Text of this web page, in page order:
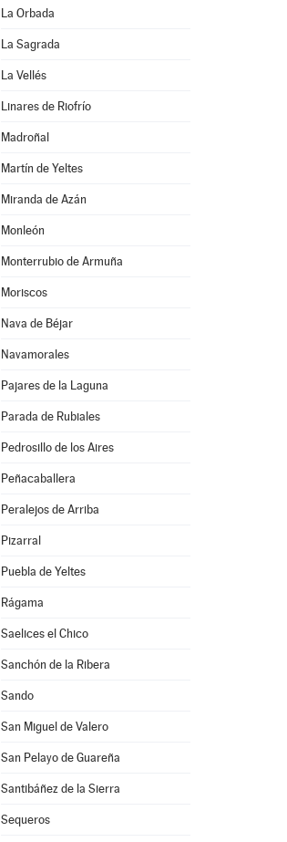
La Orbada
La Sagrada
La Vellés
Linares de Riofrío
Madroñal
Martín de Yeltes
Miranda de Azán
Monleón
Monterrubio de Armuña
Moriscos
Nava de Béjar
Navamorales
Pajares de la Laguna
Parada de Rubiales
Pedrosillo de los Aires
Peñacaballera
Peralejos de Arriba
Pizarral
Puebla de Yeltes
Rágama
Saelices el Chico
Sanchón de la Ribera
Sando
San Miguel de Valero
San Pelayo de Guareña
Santibáñez de la Sierra
Sequeros